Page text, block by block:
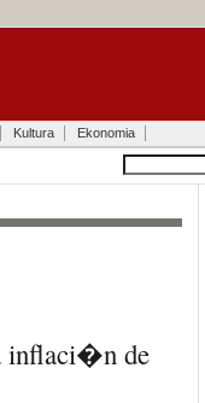
Kultura Ekonomia
inflaci�n de